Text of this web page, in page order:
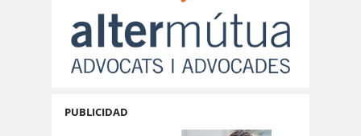
PUBLICIDAD